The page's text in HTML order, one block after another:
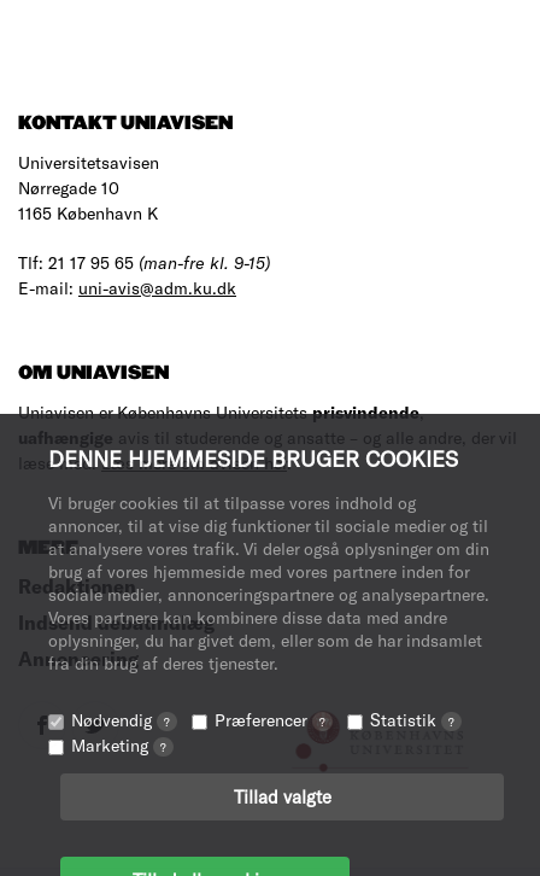
DENNE HJEMMESIDE BRUGER COOKIES
Vi bruger cookies til at tilpasse vores indhold og
annoncer, til at vise dig funktioner til sociale medier og til
at analysere vores trafik. Vi deler også oplysninger om din
brug af vores hjemmeside med vores partnere inden for
sociale medier, annonceringspartnere og analysepartnere.
Vores partnere kan kombinere disse data med andre
oplysninger, du har givet dem, eller som de har indsamlet
fra din brug af deres tjenester.
Nødvendig ? Præferencer ? Statistik ?
Marketing ?
Tillad valgte
KONTAKT UNIAVISEN
Universitetsavisen
Nørregade 10
1165 København K
Tlf: 21 17 95 65 (man-fre kl. 9-15)
E-mail: uni-avis@adm.ku.dk
OM UNIAVISEN
Uniavisen er Københavns Universitetsprisvindende,
uafhængige avis til studerende og ansatte – og alle andre, der vil
læse med.Læs mere om avisen her.
MERE
Redaktionen
Indsend debatindlæg
Annoncering